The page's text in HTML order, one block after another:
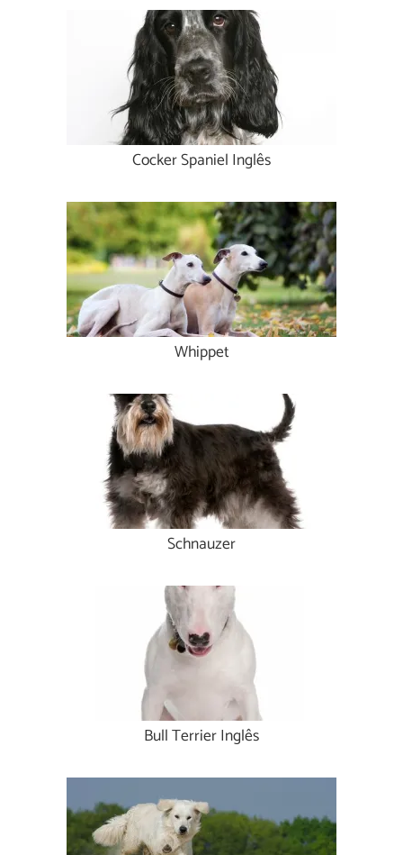
Cocker Spaniel Inglês
Whippet
Schnauzer
Bull Terrier Inglês